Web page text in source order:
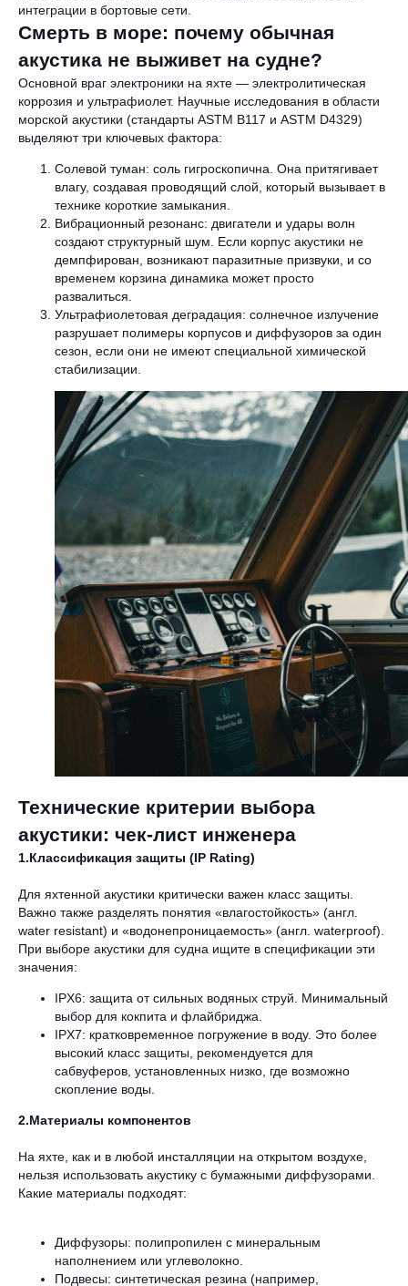
интеграции в бортовые сети.
Смерть в море: почему обычная
акустика не выживет на судне?
Основной враг электроники на яхте — электролитическая
коррозия и ультрафиолет. Научные исследования в области
морской акустики (стандарты ASTM B117 и ASTM D4329)
выделяют три ключевых фактора:
Солевой туман: соль гигроскопична. Она притягивает
влагу, создавая проводящий слой, который вызывает в
технике короткие замыкания.
Вибрационный резонанс: двигатели и удары волн
создают структурный шум. Если корпус акустики не
демпфирован, возникают паразитные призвуки, и со
временем корзина динамика может просто
развалиться.
Ультрафиолетовая деградация: солнечное излучение
разрушает полимеры корпусов и диффузоров за один
сезон, если они не имеют специальной химической
стабилизации.
Технические критерии выбора
акустики: чек-лист инженера
1.Классификация защиты (IP Rating)
Для яхтенной акустики критически важен класс защиты.
Важно также разделять понятия «влагостойкость» (англ.
water resistant) и «водонепроницаемость» (англ. waterproof).
При выборе акустики для судна ищите в спецификации эти
значения:
IPX6: защита от сильных водяных струй. Минимальный
выбор для кокпита и флайбриджа.
IPX7: кратковременное погружение в воду. Это более
высокий класс защиты, рекомендуется для
сабвуферов, установленных низко, где возможно
скопление воды.
2.Материалы компонентов
На яхте, как и в любой инсталляции на открытом воздухе,
нельзя использовать акустику с бумажными диффузорами.
Какие материалы подходят:
Диффузоры: полипропилен с минеральным
наполнением или углеволокно.
Подвесы: синтетическая резина (например,